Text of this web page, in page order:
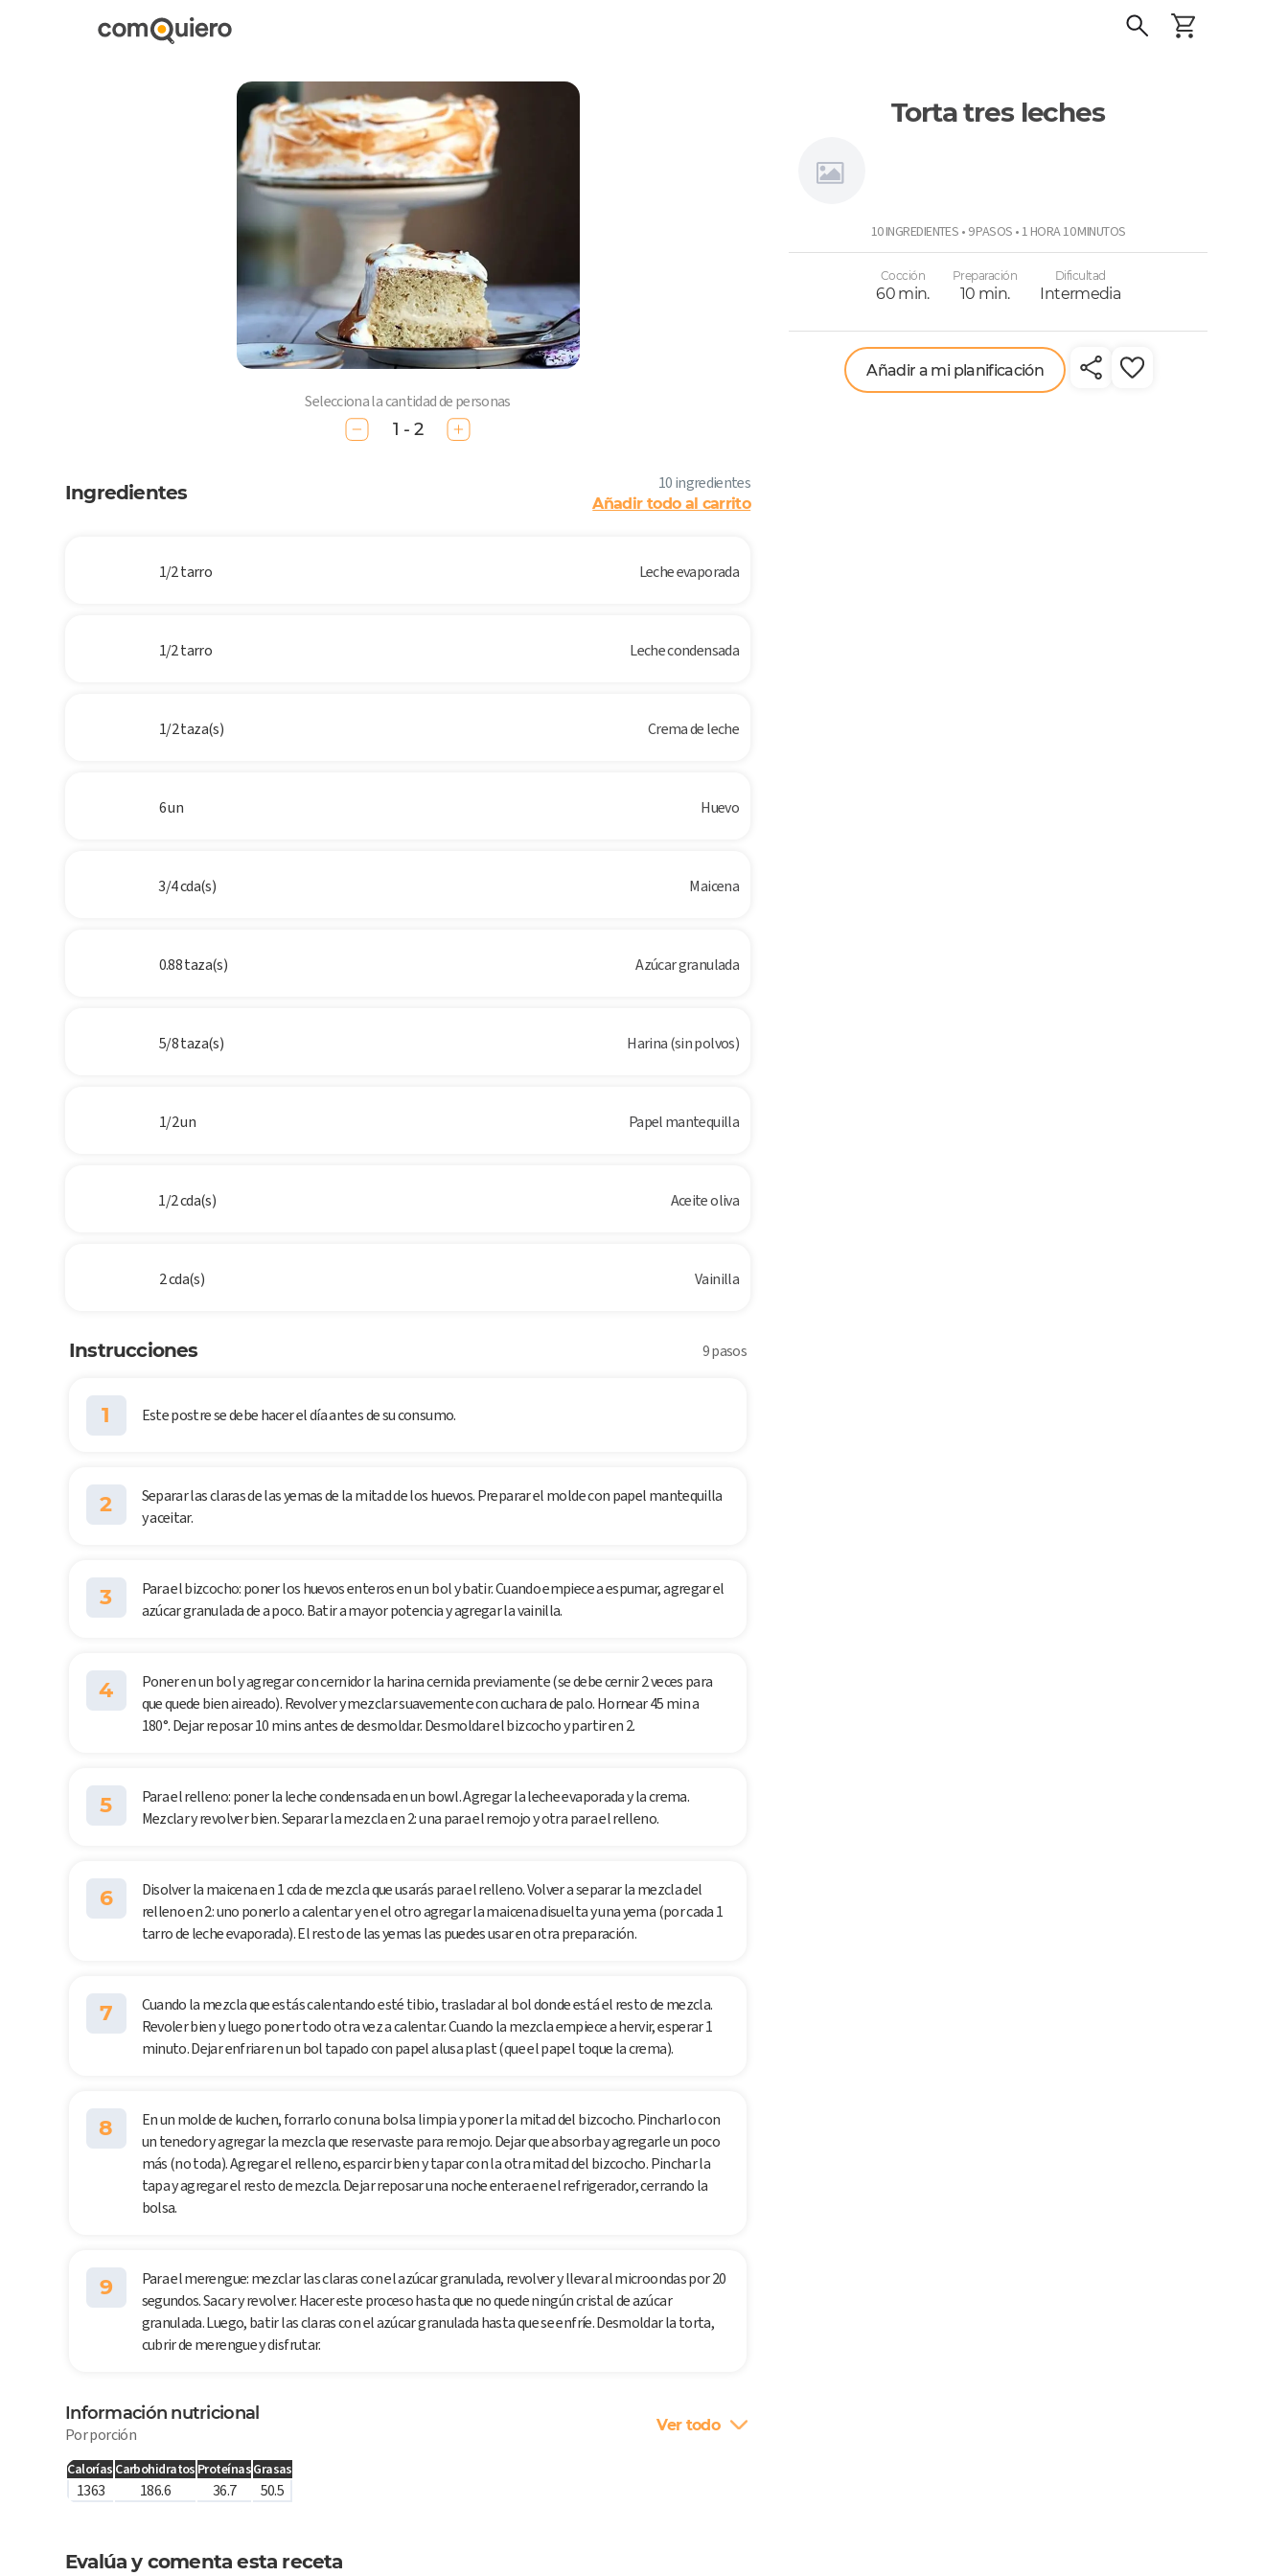
Torta tres leches
10 INGREDIENTES • 9 PASOS • 1 HORA 10 MINUTOS
Cocción
60 min.
Preparación
10 min.
Dificultad
Intermedia
Añadir a mi planificación
Selecciona la cantidad de personas
1 - 2
Ingredientes 10 ingredientes
Añadir todo al carrito
1/2 tarro Leche evaporada
1/2 tarro Leche condensada
1/2 taza(s) Crema de leche
6 un Huevo
3/4 cda(s) Maicena
0.88 taza(s) Azúcar granulada
5/8 taza(s) Harina (sin polvos)
1/2 un Papel mantequilla
1/2 cda(s) Aceite oliva
2 cda(s) Vainilla
Instrucciones 9 pasos
1 Este postre se debe hacer el día antes de su consumo.
2
Separar las claras de las yemas de la mitad de los huevos. Preparar el molde con papel mantequilla
y aceitar.
3
Para el bizcocho: poner los huevos enteros en un bol y batir. Cuando empiece a espumar, agregar el
azúcar granulada de a poco. Batir a mayor potencia y agregar la vainilla.
4
Poner en un bol y agregar con cernidor la harina cernida previamente (se debe cernir 2 veces para
que quede bien aireado). Revolver y mezclar suavemente con cuchara de palo. Hornear 45 min a
180°. Dejar reposar 10 mins antes de desmoldar. Desmoldar el bizcocho y partir en 2.
5
Para el relleno: poner la leche condensada en un bowl. Agregar la leche evaporada y la crema.
Mezclar y revolver bien. Separar la mezcla en 2: una para el remojo y otra para el relleno.
6
Disolver la maicena en 1 cda de mezcla que usarás para el relleno. Volver a separar la mezcla del
relleno en 2: uno ponerlo a calentar y en el otro agregar la maicena disuelta y una yema (por cada 1
tarro de leche evaporada). El resto de las yemas las puedes usar en otra preparación.
7
Cuando la mezcla que estás calentando esté tibio, trasladar al bol donde está el resto de mezcla.
Revoler bien y luego poner todo otra vez a calentar. Cuando la mezcla empiece a hervir, esperar 1
minuto. Dejar enfriar en un bol tapado con papel alusa plast (que el papel toque la crema).
8
En un molde de kuchen, forrarlo con una bolsa limpia y poner la mitad del bizcocho. Pincharlo con
un tenedor y agregar la mezcla que reservaste para remojo. Dejar que absorba y agregarle un poco
más (no toda). Agregar el relleno, esparcir bien y tapar con la otra mitad del bizcocho. Pinchar la
tapa y agregar el resto de mezcla. Dejar reposar una noche entera en el refrigerador, cerrando la
bolsa.
9
Para el merengue: mezclar las claras con el azúcar granulada, revolver y llevar al microondas por 20
segundos. Sacar y revolver. Hacer este proceso hasta que no quede ningún cristal de azúcar
granulada. Luego, batir las claras con el azúcar granulada hasta que se enfríe. Desmoldar la torta,
cubrir de merengue y disfrutar.
Información nutricional
Por porción Ver todo
Calorías Carbohidratos ProteínasGrasas
1363 186.6 36.7 50.5
Evalúa y comenta esta receta